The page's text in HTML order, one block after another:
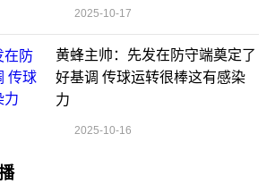
2025-10-17
黄蜂主帅：先发在防守端奠定了
好基调 传球运转很棒这有感染
力
2025-10-16